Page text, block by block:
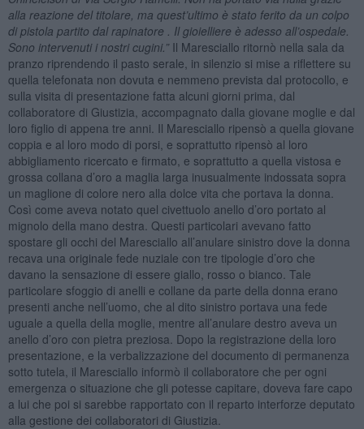
alla reazione del titolare, ma quest’ultimo è stato ferito da un colpo
di pistola partito dal rapinatore . Il gioielliere è adesso all’ospedale.
Sono intervenuti i nostri cugini.”Il Maresciallo ritornò nella sala da
pranzo riprendendo il pasto serale, in silenzio si mise a riflettere su
quella telefonata non dovuta e nemmeno prevista dal protocollo, e
sulla visita di presentazione fatta alcuni giorni prima, dal
collaboratore di Giustizia, accompagnato dalla giovane moglie e dal
loro figlio di appena tre anni. Il Maresciallo ripensò a quella giovane
coppia e al loro modo di porsi, e soprattutto ripensò al loro
abbigliamento ricercato e firmato, e soprattutto a quella vistosa e
grossa collana d’oro a maglia larga inusualmente indossata sopra
un maglione di colore nero alla dolce vita che portava la donna.
Così come aveva notato quel civettuolo anello d’oro portato al
mignolo della mano destra. Questi particolari avevano fatto
spostare gli occhi del Maresciallo all’anulare sinistro dove la donna
recava una originale fede nuziale con tre tipologie d’oro che
davano la sensazione di essere giallo, rosso o bianco. Tale
particolare sfoggio di anelli e collane da parte della donna erano
presenti anche nell’uomo, che al dito sinistro portava una fede
uguale a quella della moglie, mentre all’anulare destro aveva un
anello d’oro con pietra preziosa. Dopo la registrazione della loro
presentazione, e la verbalizzazione del documento di permanenza
sotto tutela, il Maresciallo informò il collaboratore che per ogni
emergenza o situazione che gli potesse capitare, doveva fare capo
a lui che poi si sarebbe rapportato con il reparto interforze deputato
alla gestione dei collaboratori di Giustizia.